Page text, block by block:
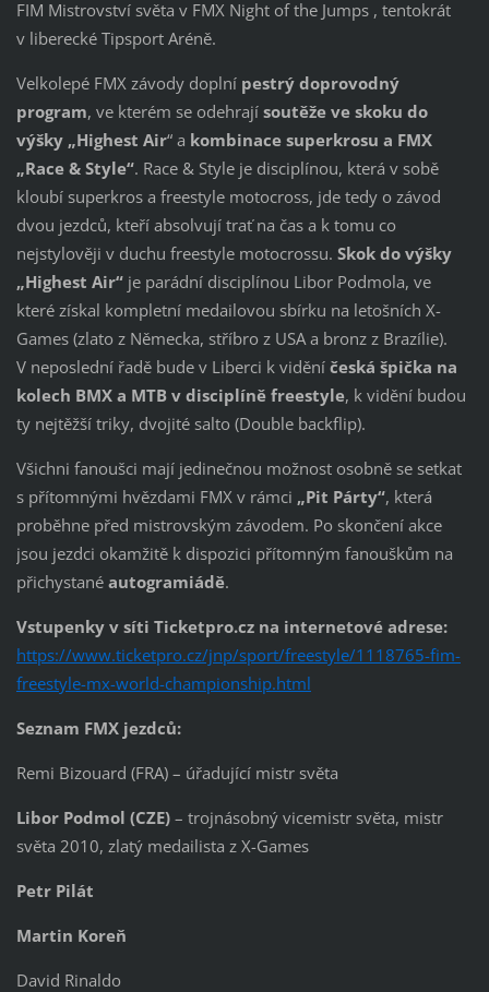
FIM Mistrovství světa v FMX Night of the Jumps , tentokrát
v liberecké Tipsport Aréně.
Velkolepé FMX závody doplní pestrý doprovodný
program, ve kterém se odehrají soutěže ve skoku do
výšky „Highest Air“ a kombinace superkrosu a FMX
„Race & Style“. Race & Style je disciplínou, která v sobě
kloubí superkros a freestyle motocross, jde tedy o závod
dvou jezdců, kteří absolvují trať na čas a k tomu co
nejstylověji v duchu freestyle motocrossu. Skok do výšky
„Highest Air“je parádní disciplínou Libor Podmola, ve
které získal kompletní medailovou sbírku na letošních X-
Games (zlato z Německa, stříbro z USA a bronz z Brazílie).
V neposlední řadě bude v Liberci k vidění česká špička na
kolech BMX a MTB v disciplíně freestyle, k vidění budou
ty nejtěžší triky, dvojité salto (Double backflip).
Všichni fanoušci mají jedinečnou možnost osobně se setkat
s přítomnými hvězdami FMX v rámci „Pit Párty“, která
proběhne před mistrovským závodem. Po skončení akce
jsou jezdci okamžitě k dispozici přítomným fanouškům na
přichystané autogramiádě.
Vstupenky v síti Ticketpro.cz na internetové adrese:
https://www.ticketpro.cz/jnp/sport/freestyle/1118765-fim-
freestyle-mx-world-championship.html
Seznam FMX jezdců:
Remi Bizouard (FRA) – úřadující mistr světa
Libor Podmol (CZE)– trojnásobný vicemistr světa, mistr
světa 2010, zlatý medailista z X-Games
Petr Pilát
Martin Koreň
David Rinaldo